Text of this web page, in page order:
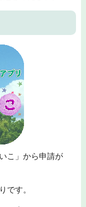
こ」から申請が
です。